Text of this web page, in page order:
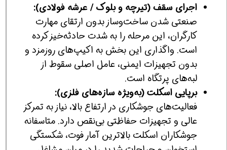
اجرای سقف (تیرچه و بلوک / عرشه فولادی):
صنعتی شدن ساخت‌وساز بدون ارتقای مهارت
کارگران، این مرحله را به شدت حادثه‌خیز کرده
است. واگذاری این بخش به اکیپ‌های روزمزد و
بدون تجهیزات ایمنی، عامل اصلی سقوط از
لبه‌های پرتگاه است.
برپایی اسکلت (به‌ویژه سازه‌های فلزی):
فعالیت‌های جوشکاری در ارتفاع بالا، نیاز به تمرکز
عالی و تجهیزات حفاظتی بی‌نقص دارد. متاسفانه
جوشکاران اسکلت بالاترین آمار فوت، شکستگی